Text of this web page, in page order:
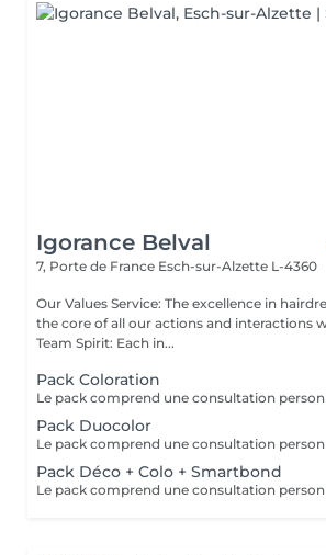
Igorance Belval
7, Porte de France Esch-sur-Alzette L-4360
Our Values Service: The excellence in hairdressing service is at
the core of all our actions and interactions
Team Spirit: Each in...
Pack Coloration
Pack Duocolor
Pack Déco + Colo + Smartbond